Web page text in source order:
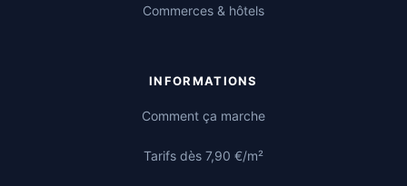
Commerces & hôtels
INFORMATIONS
Comment ça marche
Tarifs dès 7,90 €/m²